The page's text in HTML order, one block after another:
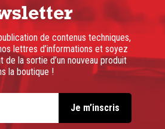
de contenus techniques,
lettres d’informations et soyez
de la sortie d’un nouveau produit
la boutique !